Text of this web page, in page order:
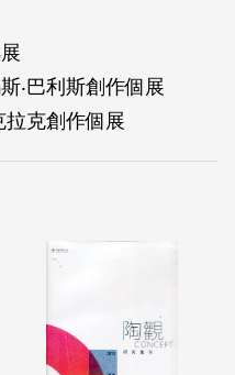
‧巴利斯創作個展
拉克創作個展